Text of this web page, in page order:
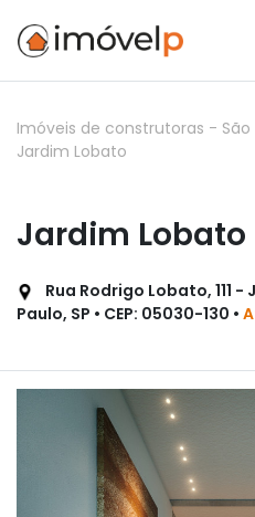
Imóveis de construtoras -
Jardim Lobato
Jardim Lobato
Rua Rodrigo Lobato, 111
Paulo, SP • CEP: 05030-130 •